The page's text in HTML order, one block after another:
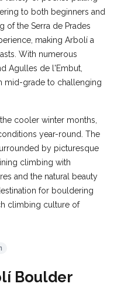
to both beginners and
of the Serra de Prades
making Arbolí a
With numerous
Agulles de l'Embut,
mid-grade to challenging
cooler winter months,
year-round. The
by picturesque
climbing with
and the natural beauty
for bouldering
climbing culture of
Boulder